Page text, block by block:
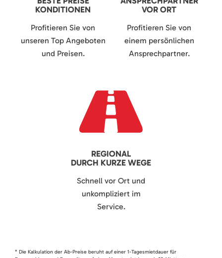
KONDITIONEN
Profitieren Sie von
unseren Top Angeboten
und Preisen.
VOR ORT
Profitieren Sie von
einem persönlichen
Ansprechpartner.
REGIONAL
DURCH KURZE WEGE
Schnell vor Ort und
unkompliziert im
Service.
* Die Kalkulation der Ab-Preise beruht auf einer 1-Tagesmietdauer für